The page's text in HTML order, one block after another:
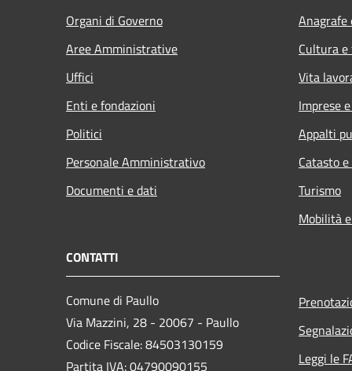
Organi di Governo
Aree Amministrative
Uffici
Enti e fondazioni
Politici
Personale Amministrativo
Documenti e dati
Cultura
Vita
Imprese
Appalti
Catasto
Turismo
Mobilità
CONTATTI
Comune di Paullo
Via Mazzini, 28 - 20067 - Paullo
Codice Fiscale: 84503130159
Partita IVA: 04790090155
Leggi le